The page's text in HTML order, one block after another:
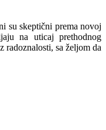
su skeptični prema novoj
na uticaj prethodnog
radoznalosti, sa željom da